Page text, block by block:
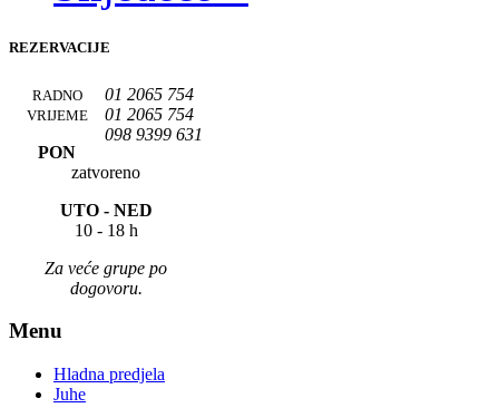
REZERVACIJE
01 2065 754
01 2065 754
098 9399 631
RADNO
VRIJEME
PON
zatvoreno
UTO - NED
10 - 18 h
Za veće grupe po
dogovoru.
Menu
Hladna predjela
Juhe